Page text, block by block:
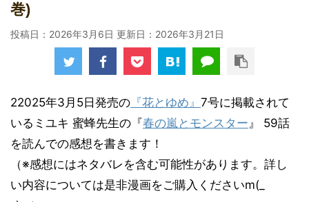
巻)
投稿日：2026年3月6日 更新日： 2026年3月21日
22025年3月5日発売の 『花とゆめ』 7号に掲載されて
いるミユキ 蜜蜂先生の『春の嵐とモンスター』 59話
を読んでの感想を書きます！
（※感想にはネタバレを含む可能性があります。詳し
い内容については是非漫画をご購入くださいm(_